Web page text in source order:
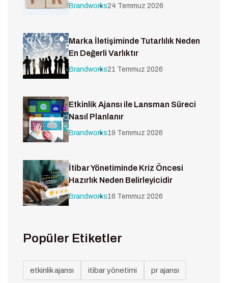
Brandworks24 Temmuz 2026
Marka İletişiminde Tutarlılık Neden
En Değerli Varlıktır
Brandworks21 Temmuz 2026
Etkinlik Ajansı ile Lansman Süreci
Nasıl Planlanır
Brandworks19 Temmuz 2026
İtibar Yönetiminde Kriz Öncesi
Hazırlık Neden Belirleyicidir
Brandworks16 Temmuz 2026
Popüler Etiketler
etkinlik ajansı itibar yönetimi pr ajansı